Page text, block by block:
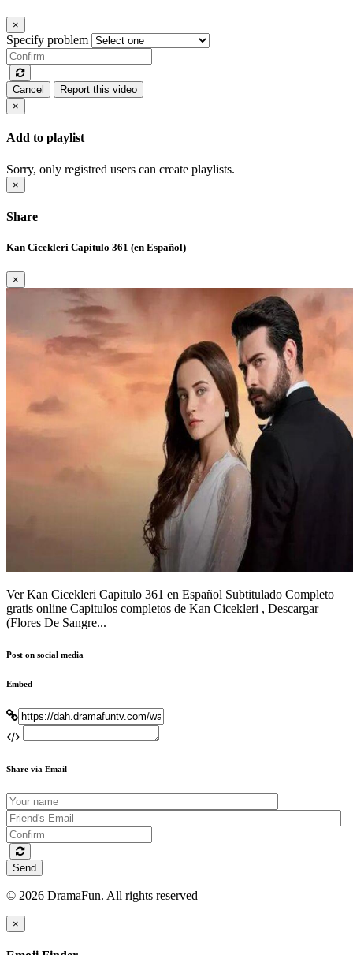
×
Specify problem
Cancel
Report this video
×
Add to playlist
Sorry, only registred users can create playlists.
×
Share
Kan Cicekleri Capitulo 361 (en Español)
×
Ver Kan Cicekleri Capitulo 361 en Español Subtitulado Completo
gratis online Capitulos completos de Kan Cicekleri , Descargar
(Flores De Sangre...
Post on social media
Embed
Share via Email
Send
© 2026 DramaFun. All rights reserved
×